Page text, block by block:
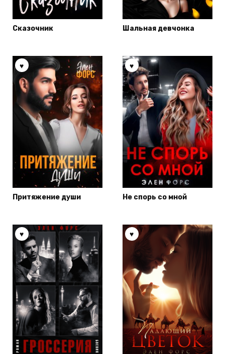
Сказочник Шальная девчонка
Притяжение души Не спорь со мной